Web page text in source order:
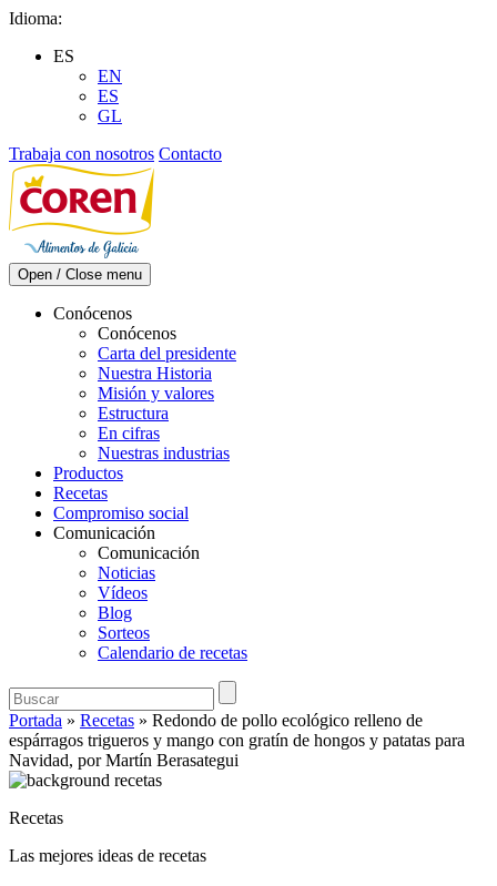
Skip
content
Idioma:
ES
EN
ES
GL
Trabaja con nosotros Contacto
Open / Close menu
Conócenos
Conócenos
Carta del presidente
Nuestra Historia
Misión y valores
Estructura
En cifras
Nuestras industrias
Productos
Recetas
Compromiso social
Comunicación
Comunicación
Noticias
Vídeos
Blog
Sorteos
Calendario de recetas
Portada » Recetas » Redondo de pollo ecológico relleno de
espárragos trigueros y mango con gratín de hongos y patatas para
Navidad, por Martín Berasategui
Recetas
Las mejores ideas de recetas